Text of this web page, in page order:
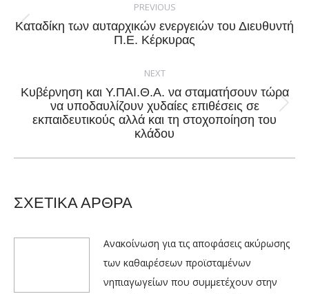
navigation
PREVIOUS
Previous
post:
Καταδίκη των αυταρχικών ενεργειών του Διευθυντή
Π.Ε. Κέρκυρας
NEXT
Next
post:
Κυβέρνηση και Υ.ΠΑΙ.Θ.Α. να σταματήσουν τώρα
να υποδαυλίζουν χυδαίες επιθέσεις σε
εκπαιδευτικούς αλλά και τη στοχοποίηση του
κλάδου
ΣΧΕΤΙΚΑ ΑΡΘΡΑ
Ανακοίνωση για τις αποφάσεις ακύρωσης
των καθαιρέσεων προϊσταμένων
νηπιαγωγείων που συμμετέχουν στην